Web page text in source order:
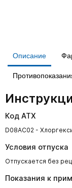
Описание
Код АТХ
D08AC02 -
Условия отпуска
Отпускается без
Показания к